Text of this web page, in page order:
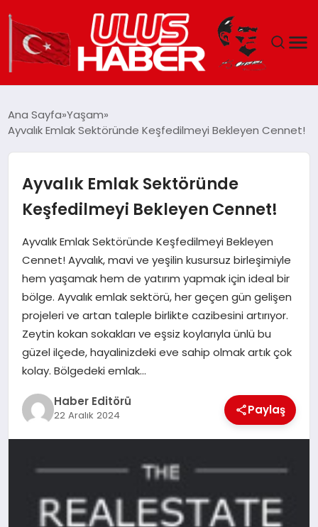
EKONOMI
SIYASET
TEKNOLOJI
EĞITIM
MAGAZIN
SPOR
YAŞAM
Ana Sayfa Yaşam
Ayvalık Emlak Sektöründe Keşfedilmeyi Bekleyen Cennet!
Ayvalık Emlak Sektöründe
Keşfedilmeyi Bekleyen Cennet!
Ayvalık Emlak Sektöründe Keşfedilmeyi Bekleyen
Cennet! Ayvalık, mavi ve yeşilin kusursuz birleşimiyle
hem yaşamak hem de yatırım yapmak için ideal bir
bölge. Ayvalık emlak sektörü, her geçen gün gelişen
projeleri ve artan taleple birlikte cazibesini artırıyor.
Zeytin kokan sokakları ve eşsiz koylarıyla ünlü bu
güzel ilçede, hayalinizdeki eve sahip olmak artık çok
kolay. Bölgedeki emlak…
Haber Editörü
22 Aralık 2024 Paylaş